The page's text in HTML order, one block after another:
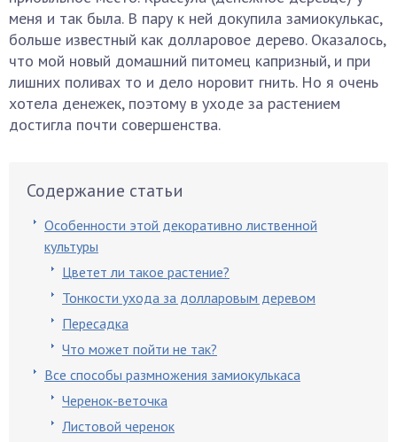
меня и так была. В пару к ней докупила замиокулькас,
больше известный как долларовое дерево. Оказалось,
что мой новый домашний питомец капризный, и при
лишних поливах то и дело норовит гнить. Но я очень
хотела денежек, поэтому в уходе за растением
достигла почти совершенства.
Содержание статьи
Особенности этой декоративно лиственной
культуры
Цветет ли такое растение?
Тонкости ухода за долларовым деревом
Пересадка
Что может пойти не так?
Все способы размножения замиокулькаса
Черенок-веточка
Листовой черенок